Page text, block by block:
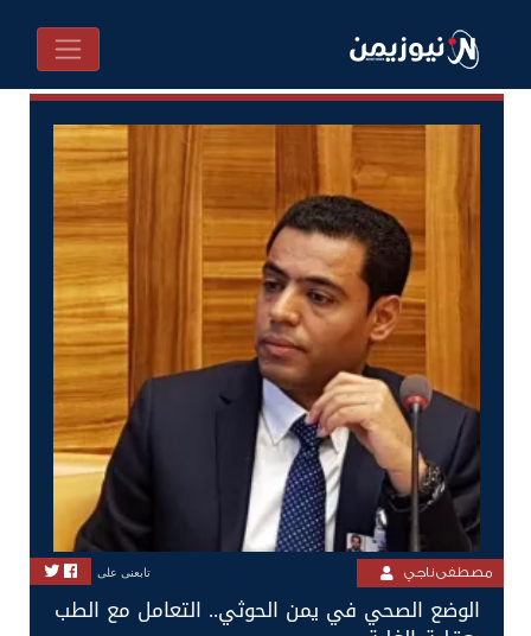
مصطفى ناجي تابعنى على
الوضع الصحي في يمن الحوثي.. التعامل مع الطب